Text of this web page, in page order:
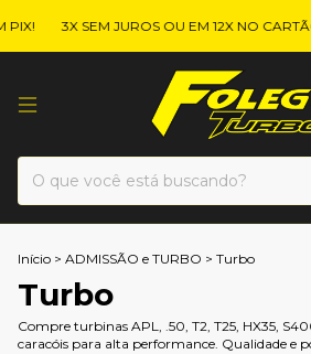
3X SEM JUROS OU EM 12X NO CARTÃO
Início > ADMISSÃO e TURBO > Turbo
Turbo
Compre turbinas APL, .50, T2, T25, HX35,
caracóis para alta performance. Qualidade e